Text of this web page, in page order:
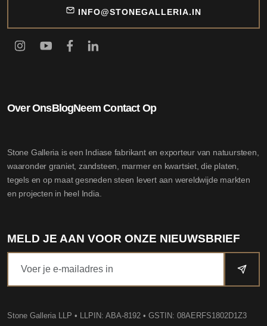
Over OnsBlogNeem Contact Op
Stone Galleria is een Indiase fabrikant en exporteur van natuursteen,
waaronder graniet, zandsteen, marmer en kwartsiet, die platen,
tegels en op maat gesneden steen levert aan wereldwijde markten
en projecten in heel India.
MELD JE AAN VOOR ONZE NIEUWSBRIEF
Stone Galleria LLP • LLPIN: ABA-8192 • GSTIN: 08AERFS1802D1Z3
INFO@STONEGALLERIA.IN